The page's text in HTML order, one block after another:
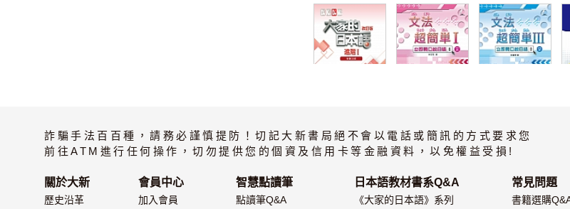
CD版（4片裝、
不附書）
詐騙手法百百種，請務必謹慎提防！切記大新書局絕不會以電話或簡訊的方式要求您
前往ATM進行任何操作，切勿提供您的個資及信用卡等金融資料，以免權益受損!
關於大新
歷史沿革
會員中心
加入會員
智慧點讀筆
點讀筆Q&A
日本語教材書系Q&A
《大家的日本語》系列
常見問題
書籍選購